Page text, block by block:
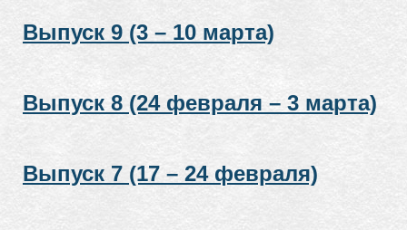
Выпуск 9 (3 – 10 марта)
Выпуск 8 (24 февраля – 3 марта)
Выпуск 7 (17 – 24 февраля)